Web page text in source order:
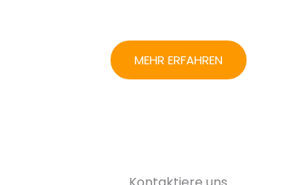
MEHR ERFAHREN